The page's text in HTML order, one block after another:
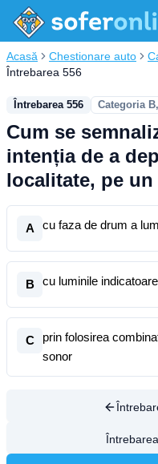
Acasă Chestionare auto
Întrebarea 556
Întrebarea 556 Categoria
Cum se
intenția de a
localitate, pe
A cu faza de drum a
B cu luminile
C
prin folosirea
sonor